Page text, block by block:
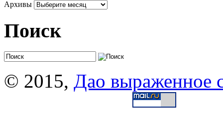
Архивы
Поиск
© 2015, Дао выраженное